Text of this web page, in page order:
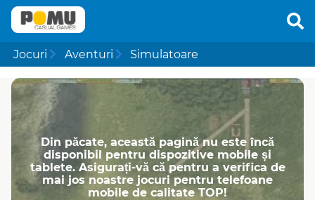
Jocuri Aventuri Simulatoare
Din păcate, această pagină nu este încă
disponibil pentru dispozitive mobile și
tablete. Asigurați-vă că pentru a verifica de
mai jos noastre jocuri pentru telefoane
mobile de calitate TOP!